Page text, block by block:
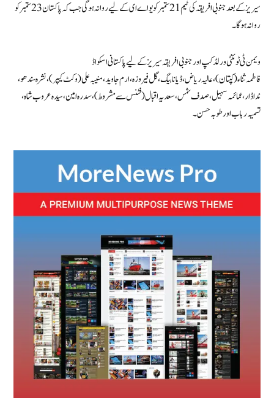
سیریز کے بعد جنوبی افریقہ کی ٹیم 21 ستمبر کو یو اے ای کے لیے روانہ ہوگی جب کہ پاکستان 23 ستمبر کو
روانہ ہوگا۔
ویمن ٹی ٹوئنٹی ورلڈ کپ اور جنوبی افریقہ سیریز کے لیے پاکستانی اسکواڈ
فاطمہ ثناء (کپتان)، عالیہ ریاض، ڈیانا بیگ، گل فیروزہ، ارم جاوید، منیبہ علی (وکٹ کیپر)، نشرہ سندھو،
ندا ڈار، عمائمہ سہیل، صدف شمس، سعدیہ اقبال (فٹنس سے مشروط)، سدرہ امین، سیدہ عروب شاہ ،
تسمیہ رباب اور طوبہ حسن۔